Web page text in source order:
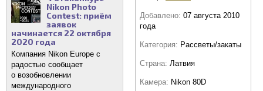
Nikon Photo
Contest: приём
заявок
начинается 22 октября
2020 года
Компания Nikon Europe с
радостью сообщает
о возобновлении
международного
Добавлено: 07 августа 2010
года
Категория: Рассветы/закаты
Страна: Латвия
Камера: Nikon 80D